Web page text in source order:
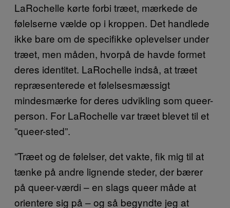
LaRochelle kørte forbi træet, mærkede de
følelserne vælde op i kroppen. Det handlede
ikke bare om de specifikke oplevelser under
træet, men måden, hvorpå de havde formet
deres identitet. LaRochelle indså, at træet
repræsenterede et følelsesmæssigt
mindesmærke for deres udvikling som queer-
person. For LaRochelle var træet blevet til et
”queer-sted”.
”Træet og de følelser, det vakte, fik mig til at
tænke på andre lignende steder, der bærer
på queer-værdi – en slags queer måde at
orientere sig på – og så begyndte jeg at